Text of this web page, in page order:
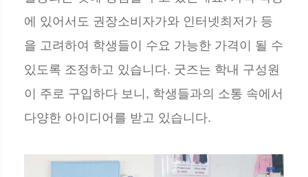
에 있어서도 권장소비자가와 인터넷최저가 등
을 고려하여 학생들이 수요 가능한 가격이 될 수
있도록 조정하고 있습니다. 굿즈는 학내 구성원
이 주로 구입하다 보니, 학생들과의 소통 속에서
다양한 아이디어를 받고 있습니다.